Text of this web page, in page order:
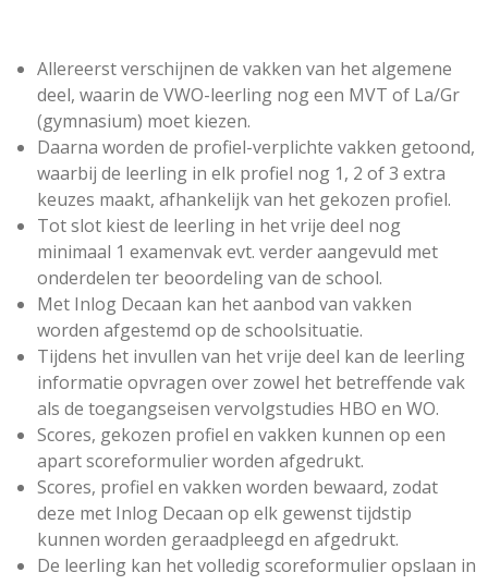
Allereerst verschijnen de vakken van het algemene
deel, waarin de VWO-leerling nog een MVT of La/Gr
(gymnasium) moet kiezen.
Daarna worden de profiel-verplichte vakken getoond,
waarbij de leerling in elk profiel nog 1, 2 of 3 extra
keuzes maakt, afhankelijk van het gekozen profiel.
Tot slot kiest de leerling in het vrije deel nog
minimaal 1 examenvak evt. verder aangevuld met
onderdelen ter beoordeling van de school.
Met Inlog Decaan kan het aanbod van vakken
worden afgestemd op de schoolsituatie.
Tijdens het invullen van het vrije deel kan de leerling
informatie opvragen over zowel het betreffende vak
als de toegangseisen vervolgstudies HBO en WO.
Scores, gekozen profiel en vakken kunnen op een
apart scoreformulier worden afgedrukt.
Scores, profiel en vakken worden bewaard, zodat
deze met Inlog Decaan op elk gewenst tijdstip
kunnen worden geraadpleegd en afgedrukt.
De leerling kan het volledig scoreformulier opslaan in